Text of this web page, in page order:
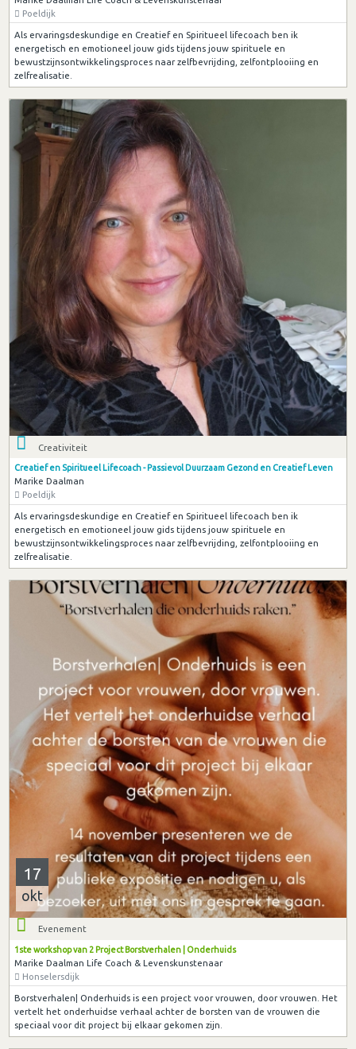
Poeldijk
Als ervaringsdeskundige en Creatief en Spiritueel lifecoach ben ik
energetisch en emotioneel jouw gids tijdens jouw spirituele en
bewustzijnsontwikkelingsproces naar zelfbevrijding, zelfontplooiing en
zelfrealisatie.
Creativiteit
Creatief en Spiritueel Lifecoach - Passievol Duurzaam Gezond en Creatief Leven
Marike Daalman
Poeldijk
Als ervaringsdeskundige en Creatief en Spiritueel lifecoach ben ik
energetisch en emotioneel jouw gids tijdens jouw spirituele en
bewustzijnsontwikkelingsproces naar zelfbevrijding, zelfontplooiing en
zelfrealisatie.
17
okt
Evenement
1ste workshop van 2 Project Borstverhalen | Onderhuids
Marike Daalman Life Coach & Levenskunstenaar
Honselersdijk
Borstverhalen| Onderhuids is een project voor vrouwen, door vrouwen. Het
vertelt het onderhuidse verhaal achter de borsten van de vrouwen die
speciaal voor dit project bij elkaar gekomen zijn.